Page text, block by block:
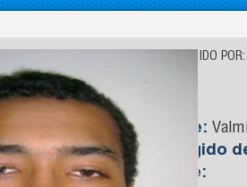
CONHECIDO POR:
Nome:
Foragido
Idade: